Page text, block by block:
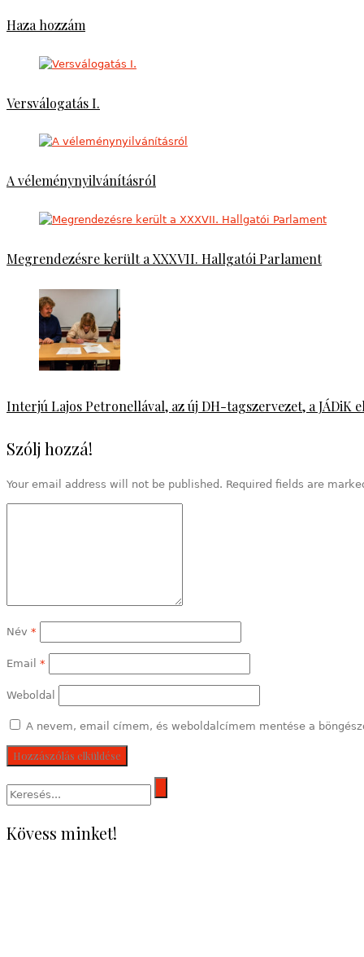
Haza hozzám
Versválogatás I.
A véleménynyilvánításról
Megrendezésre került a XXXVII. Hallgatói Parlament
Interjú Lajos Petronellával, az új DH-tagszervezet, a JÁDiK
Szólj hozzá!
Your email address will not be published. Required fields are
Név *
Email *
Weboldal
A nevem, email címem, és weboldalcímem mentése a
Kövess minket!